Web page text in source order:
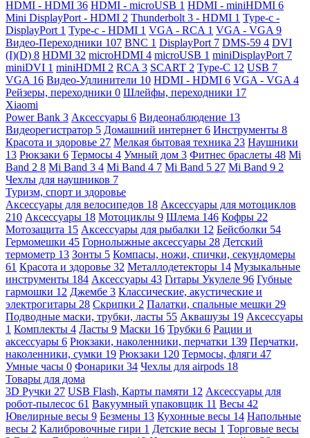
HDMI - HDMI 36 HDMI - microUSB 1 HDMI - miniHDMI 6
Mini DisplayPort - HDMI 2 Thunderbolt 3 - HDMI 1 Type-c -
DisplayPort 1 Type-c - HDMI 1 VGA - RCA 1 VGA - VGA 9
Видео-Переходники 107 BNC 1 DisplayPort 7 DMS-59 4 DVI
(I)(D) 8 HDMI 32 microHDMI 4 microUSB 1 miniDisplayPort 7
miniDVI 1 miniHDMI 2 RCA 3 SCART 2 Type-C 12 USB 7
VGA 16 Видео-Удлинители 10 HDMI - HDMI 6 VGA - VGA 4
Рейзеры, переходники 0 Шлейфы, переходники 17
Xiaomi
Power Bank 3 Аксессуары 6 Видеонаблюдение 13
Видеорегистратор 5 Домашний интернет 6 Инструменты 8
Красота и здоровье 27 Мелкая бытовая техника 23 Наушники
13 Рюкзаки 6 Термосы 4 Умный дом 3 Фитнес браслеты 48 Mi
Band 2 8 Mi Band 3 4 Mi Band 4 7 Mi Band 5 27 Mi Band 9 2
Чехлы для наушников 7
Туризм, спорт и здоровье
Аксессуары для велосипедов 18 Аксессуары для мотоциклов
210 Аксессуары 18 Мотоциклы 9 Шлема 146 Кофры 22
Мотозащита 15 Аксессуары для рыбалки 12 Бейсболки 54
Гермомешки 45 Горнолыжные аксессуары 28 Детский
термометр 13 Зонты 5 Компасы, ножи, спички, секундомеры
61 Красота и здоровье 32 Металлодетекторы 14 Музыкальные
инструменты 184 Аксессуары 43 Гитары Укулеле 96 Губные
гармошки 12 Джембе 3 Классические, акустические и
электрогитары 28 Скрипки 2 Палатки, спальные мешки 29
Подводные маски, трубки, ласты 55 Аквашузы 19 Аксессуары
1 Комплекты 4 Ласты 9 Маски 16 Трубки 6 Рации и
аксессуары 6 Рюкзаки, наколенники, перчатки 139 Перчатки,
наколенники, сумки 19 Рюкзаки 120 Термосы, фляги 47
Умные часы 0 Фонарики 34 Чехлы для airpods 18
Товары для дома
3D Ручки 27 USB Flash, Карты памяти 12 Аксессуары для
робот-пылесос 61 Вакуумный упаковщик 11 Весы 42
Ювелирные весы 9 Безмены 13 Кухонные весы 14 Напольные
весы 2 Калибровочные гири 1 Детские весы 1 Торговые весы